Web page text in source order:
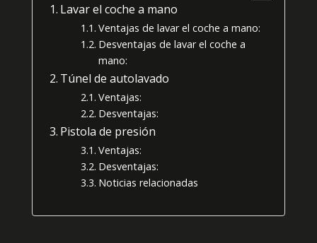
Lavar el coche a mano
Ventajas de lavar el coche a mano:
Desventajas de lavar el coche a
mano:
Túnel de autolavado
Ventajas:
Desventajas:
Pistola de presión
Ventajas:
Desventajas:
Noticias relacionadas